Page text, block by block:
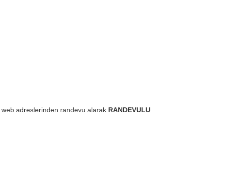
web adreslerinden randevu alarak RANDEVULU